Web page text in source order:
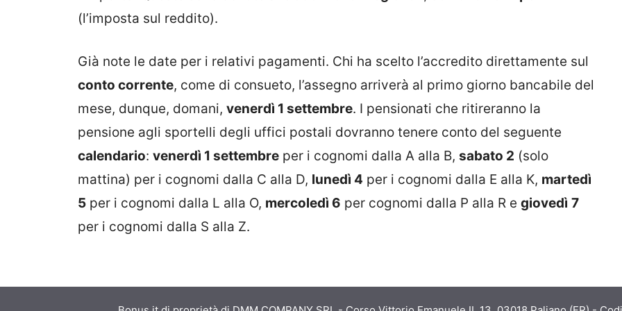
(l’imposta sul reddito).
Già note le date per i relativi pagamenti. Chi ha scelto l’accredito direttamente sul
conto corrente, come di consueto, l’assegno arriverà al primo giorno bancabile del
mese, dunque, domani, venerdì 1 settembre. I pensionati che ritireranno la
pensione agli sportelli degli uffici postali dovranno tenere conto del seguente
calendario: venerdì 1 settembre per i cognomi dalla A alla B, sabato 2 (solo
mattina) per i cognomi dalla C alla D, lunedì 4 per i cognomi dalla E alla K, martedì
5 per i cognomi dalla L alla O, mercoledì 6 per cognomi dalla P alla R e giovedì 7
per i cognomi dalla S alla Z.